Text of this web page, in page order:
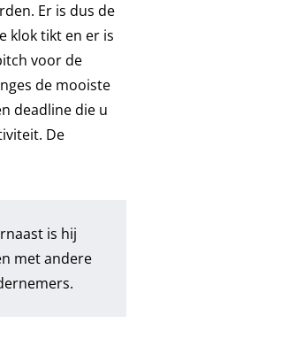
Er is dus de
klok tikt en er is
voor de
de mooiste
deadline die u
De
is hij
met andere